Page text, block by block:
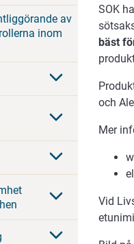
av
inom
SOK
bäst
och
Mer
Vid